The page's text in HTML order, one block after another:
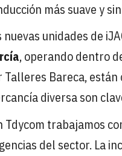
más suave y
nuevas unidades de
, operando dentro
Talleres Bareca,
diversa son
Tdycom trabajamos
del sector. La